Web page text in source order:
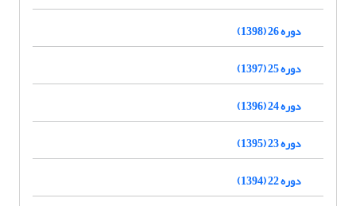
دوره 26 (1398)
دوره 25 (1397)
دوره 24 (1396)
دوره 23 (1395)
دوره 22 (1394)